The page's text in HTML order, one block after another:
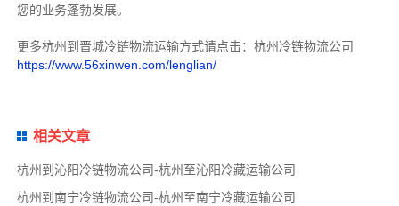
您的业务蓬勃发展。
更多杭州到晋城冷链物流运输方式请点击：杭州冷链物流公司
https://www.56xinwen.com/lenglian/
相关文章
杭州到沁阳冷链物流公司-杭州至沁阳冷藏运输公司
杭州到南宁冷链物流公司-杭州至南宁冷藏运输公司